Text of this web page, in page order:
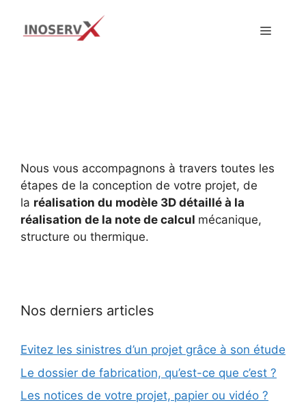
MENU
CONCEPTION ET
Nous vous accompagnons à travers toutes les
étapes de la conception de votre projet, de
la réalisation du modèle 3D détaillé à la
réalisation de la note de calcul mécanique,
structure ou thermique.
Nos derniers articles
Evitez les sinistres d’un projet grâce à son étude
Le dossier de fabrication, qu’est-ce que c’est ?
Les notices de votre projet, papier ou vidéo ?